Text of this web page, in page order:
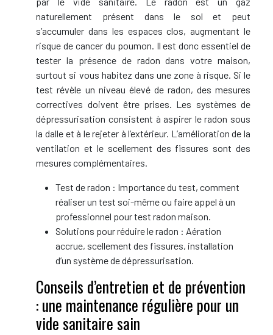
naturellement présent dans le sol et peut
s’accumuler dans les espaces clos, augmentant le
risque de cancer du poumon. Il est donc essentiel de
tester la présence de radon dans votre maison,
surtout si vous habitez dans une zone à risque. Si le
test révèle un niveau élevé de radon, des mesures
correctives doivent être prises. Les systèmes de
dépressurisation consistent à aspirer le radon sous
la dalle et à le rejeter à l’extérieur. L’amélioration de la
ventilation et le scellement des fissures sont des
mesures complémentaires.
Test de radon : Importance du test, comment
réaliser un test soi-même ou faire appel à un
professionnel pour test radon maison.
Solutions pour réduire le radon : Aération
accrue, scellement des fissures, installation
d’un système de dépressurisation.
Conseils d’entretien et de prévention
: une maintenance régulière pour un
vide sanitaire sain